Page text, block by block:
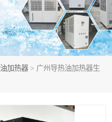
加热器 > 广州导热油加热器生